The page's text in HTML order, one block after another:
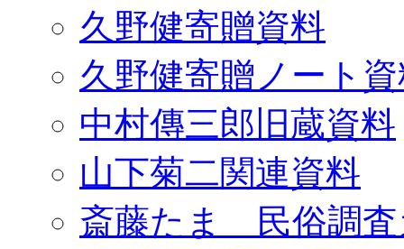
久野健寄贈資料
久野健寄贈ノート
中村傳三郎旧蔵資料
山下菊二関連資料
斎藤たま 民俗調査